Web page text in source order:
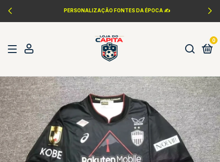
PERSONALIZAÇÃO FONTES DA ÉPOCA ✍️
0